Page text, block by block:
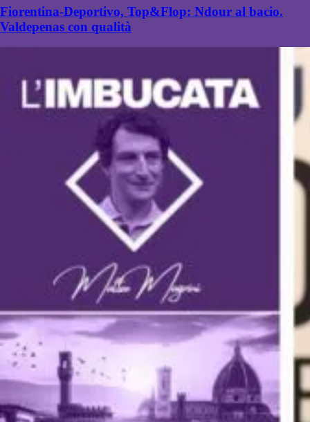
Fiorentina-Deportivo, Top&Flop: Ndour al bacio.
Valdepenas con qualità